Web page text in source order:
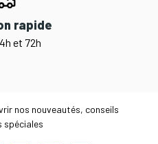
rapide
et 72h
nos nouveautés, conseils
spéciales